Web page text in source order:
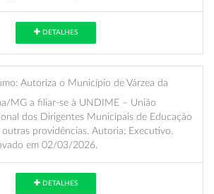
DETALHES
Autoriza o Município de Várzea da
MG a filiar-se à UNDIME – União
dos Dirigentes Municipais de Educação
outras providências. Autoria: Executivo.
em 02/03/2026.
DETALHES